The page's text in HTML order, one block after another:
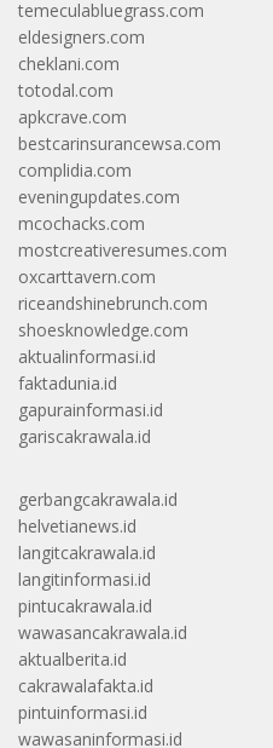
temeculabluegrass.com
eldesigners.com
cheklani.com
totodal.com
apkcrave.com
bestcarinsurancewsa.com
complidia.com
eveningupdates.com
mcochacks.com
mostcreativeresumes.com
oxcarttavern.com
riceandshinebrunch.com
shoesknowledge.com
aktualinformasi.id
faktadunia.id
gapurainformasi.id
gariscakrawala.id
gerbangcakrawala.id
helvetianews.id
langitcakrawala.id
langitinformasi.id
pintucakrawala.id
wawasancakrawala.id
aktualberita.id
cakrawalafakta.id
pintuinformasi.id
wawasaninformasi.id